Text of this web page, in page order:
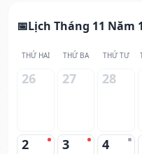
Lịch Tháng 11 Năm
THỨ HAI THỨ BA THỨ TƯ
26 27 28
2 3 4